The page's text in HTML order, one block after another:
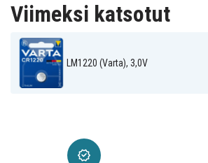
PA (Varta)
SB-T13 (Varta)
Viimeksi katsotut
LM1220 (Varta), 3,0V